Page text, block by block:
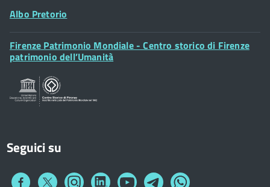
Posta Elettronica Certificata
Albo Pretorio
Footer
Widget
Firenze Patrimonio Mondiale - Centro storico di Firenze
patrimonio dell’Umanità
Seguici su
Collegamento
CollegamentoCollegamentoCollegamentoCollegamento
CollegamentoCollegamento